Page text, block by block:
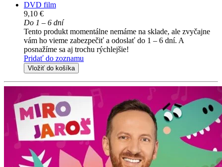
DVD film
9,10 €
Do 1 – 6 dní
Tento produkt momentálne nemáme na sklade, ale zvyčajne
vám ho vieme zabezpečiť a odoslať do 1 – 6 dní. A
posnažíme sa aj trochu rýchlejšie!
Pridať do zoznamu
Vložiť do košíka